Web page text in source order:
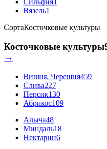
Сильфия1
Вязель1
СортаКосточковые культуры
Косточковые культуры
→
Вишня, Черешня459
Слива227
Персик130
Абрикос109
Алыча48
Миндаль18
Нектарин6